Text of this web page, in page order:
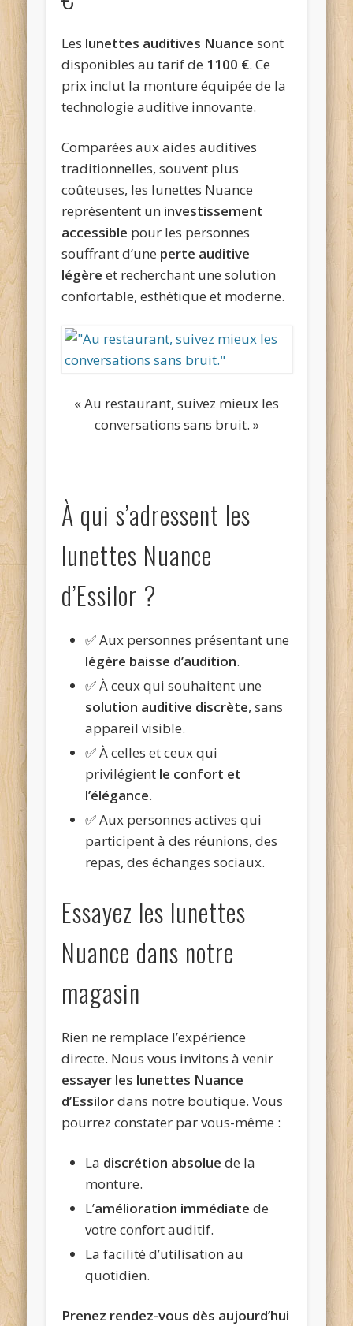
Les lunettes auditives Nuance sont
disponibles au tarif de 1100 €. Ce
prix inclut la monture équipée de la
technologie auditive innovante.
Comparées aux aides auditives
traditionnelles, souvent plus
coûteuses, les lunettes Nuance
représentent un investissement
accessible pour les personnes
souffrant d’une perte auditive
légère et recherchant une solution
confortable, esthétique et moderne.
« Au restaurant, suivez mieux les
conversations sans bruit. »
À qui s’adressent les
lunettes Nuance
d’Essilor ?
✅ Aux personnes présentant une
légère baisse d’audition.
✅ À ceux qui souhaitent une
solution auditive discrète, sans
appareil visible.
✅ À celles et ceux qui
privilégient le confort et
l’élégance.
✅ Aux personnes actives qui
participent à des réunions, des
repas, des échanges sociaux.
Essayez les lunettes
Nuance dans notre
magasin
Rien ne remplace l’expérience
directe. Nous vous invitons à venir
essayer les lunettes Nuance
d’Essilordans notre boutique. Vous
pourrez constater par vous-même :
La discrétion absolue de la
monture.
L’amélioration immédiate de
votre confort auditif.
La facilité d’utilisation au
quotidien.
Prenez rendez-vous dès aujourd’hui